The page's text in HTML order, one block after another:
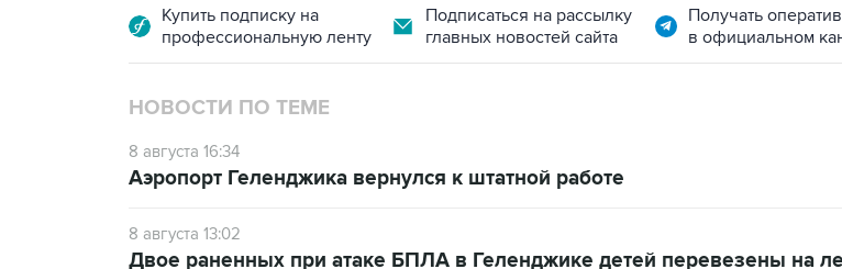
Купить подписку на
профессиональную ленту
Подписаться на рассылку
главных новостей сайта
Получать
в официальном
НОВОСТИ ПО ТЕМЕ
8 августа 16:34
Аэропорт Геленджика вернулся к штатной работе
8 августа 13:02
Двое раненных при атаке БПЛА в Геленджике детей перевезены на